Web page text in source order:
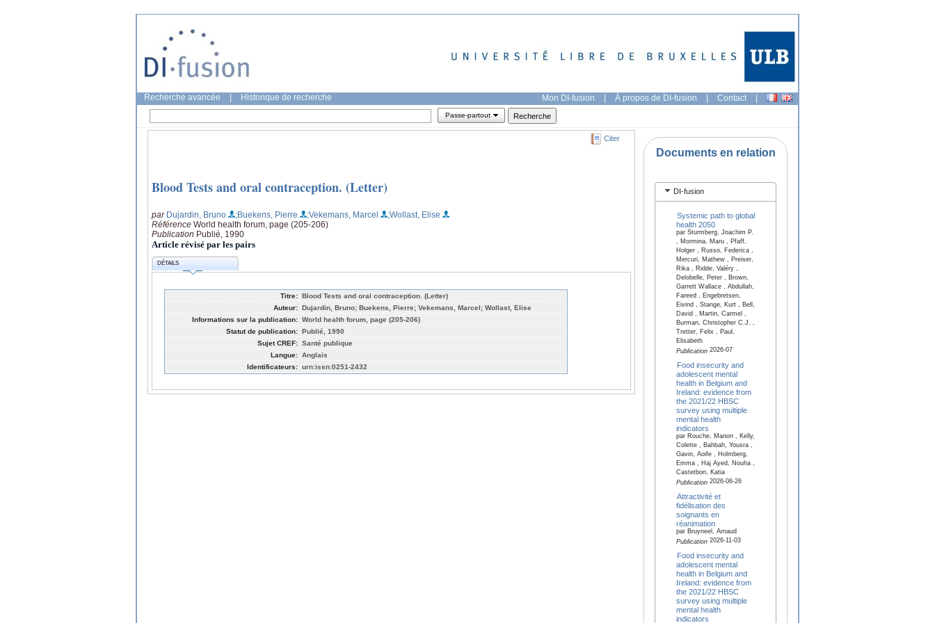
Recherche avancée Historique de recherche Mon DI-fusion | À propos de DI-fusion | Contact |
Passe-partout
Citer
Blood Tests and oral contraception. (Letter)
par Dujardin, Bruno ;Buekens, Pierre ;Vekemans, Marcel
;Wollast, Elise
Référence World health forum, page (205-206)
Publication Publié, 1990
Article révisé par les pairs
DÉTAILS
Titre: Blood Tests and oral contraception. (Letter)
Auteur: Dujardin, Bruno; Buekens, Pierre; Vekemans, Marcel; Wollast, Elise
Informations sur la publication: World health forum, page (205-206)
Statut de publication: Publié, 1990
Sujet CREF: Santé publique
Langue: Anglais
Identificateurs: urn:issn:0251-2432
Documents en relation
DI-fusion
Systemic path to global
health 2050
par Sturmberg, Joachim P.
, Mormina, Maru , Pfaff,
Holger , Russo, Federica ,
Mercuri, Mathew , Preiser,
Rika , Ridde, Valéry ,
Delobelle, Peter , Brown,
Garrett Wallace , Abdullah,
Fareed , Engebretsen,
Eivind , Stange, Kurt , Bell,
David , Martin, Carmel ,
Burman, Christopher C.J. ,
Tretter, Felix , Paul,
Elisabeth
Publication2026-07
Food insecurity and
adolescent mental
health in Belgium and
Ireland: evidence from
the 2021/22 HBSC
survey using multiple
mental health
indicators
par Rouche, Manon , Kelly,
Colette , Bahbah, Yousra ,
Gavin, Aoife , Holmberg,
Emma , Haj Ayed, Nouha ,
Castetbon, Katia
Publication2026-06-26
Attractivité et
fidélisation des
soignants en
réanimation
par Bruyneel, Arnaud
Publication2026-11-03
Food insecurity and
adolescent mental
health in Belgium and
Ireland: evidence from
the 2021/22 HBSC
survey using multiple
mental health
indicators